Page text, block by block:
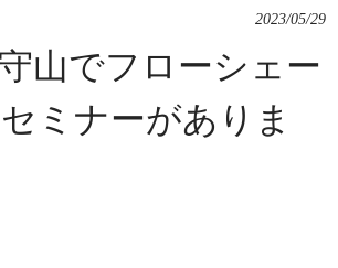
2023/05/29
山でフローシェー
ミナーがありま